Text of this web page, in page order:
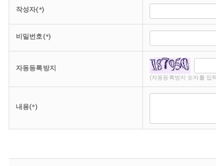
작성자(*)
비밀번호(*)
자동등록방지
(자동등록방지 숫자를 입
내용(*)